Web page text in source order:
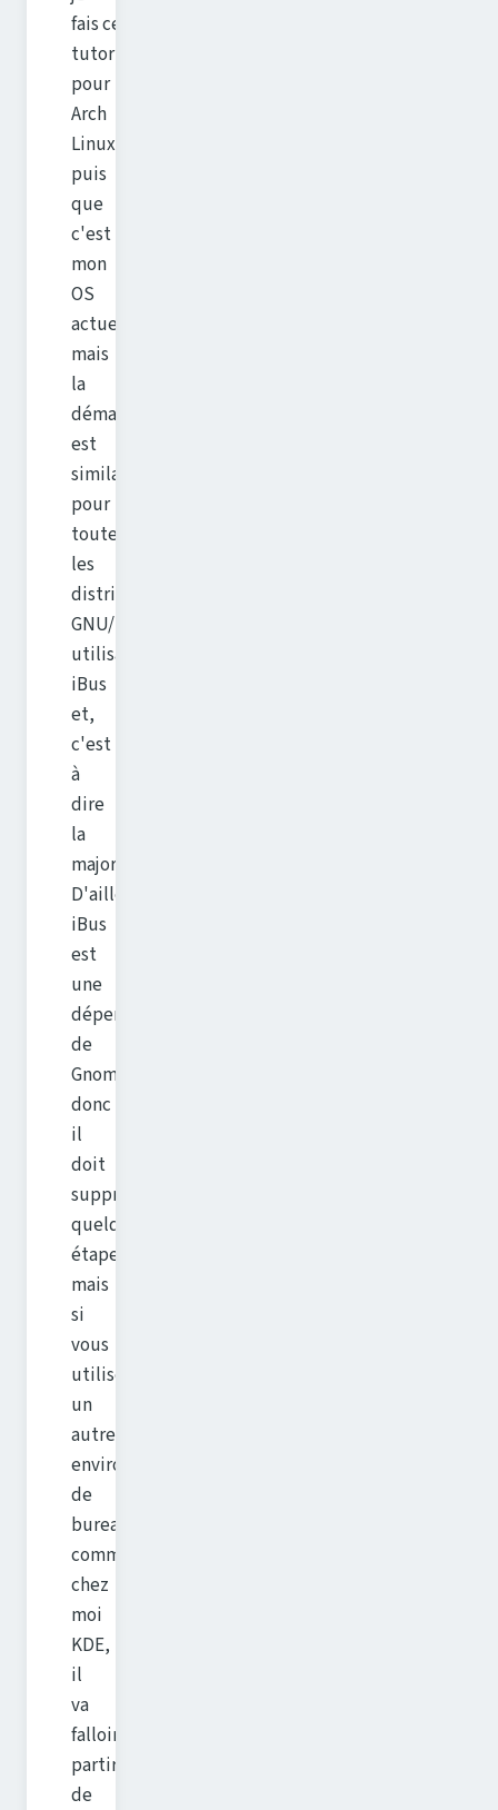
fais ce
tutoriel
pour
Arch
Linux,
puis
que
c'est
mon
OS
actuel,
mais
la
démarche
est
similaire
pour
toutes
les
distributions
GNU/Linux
utilisant
iBus
et,
c'est
à
dire
la
majorité.
D'ailleurs
iBus
est
une
dépendance
de
Gnome
donc
il
doit
supprimer
quelques
étapes,
mais
si
vous
utilisez
un
autre
environnement
de
bureau,
comme
chez
moi
KDE,
il
va
falloir
partir
de